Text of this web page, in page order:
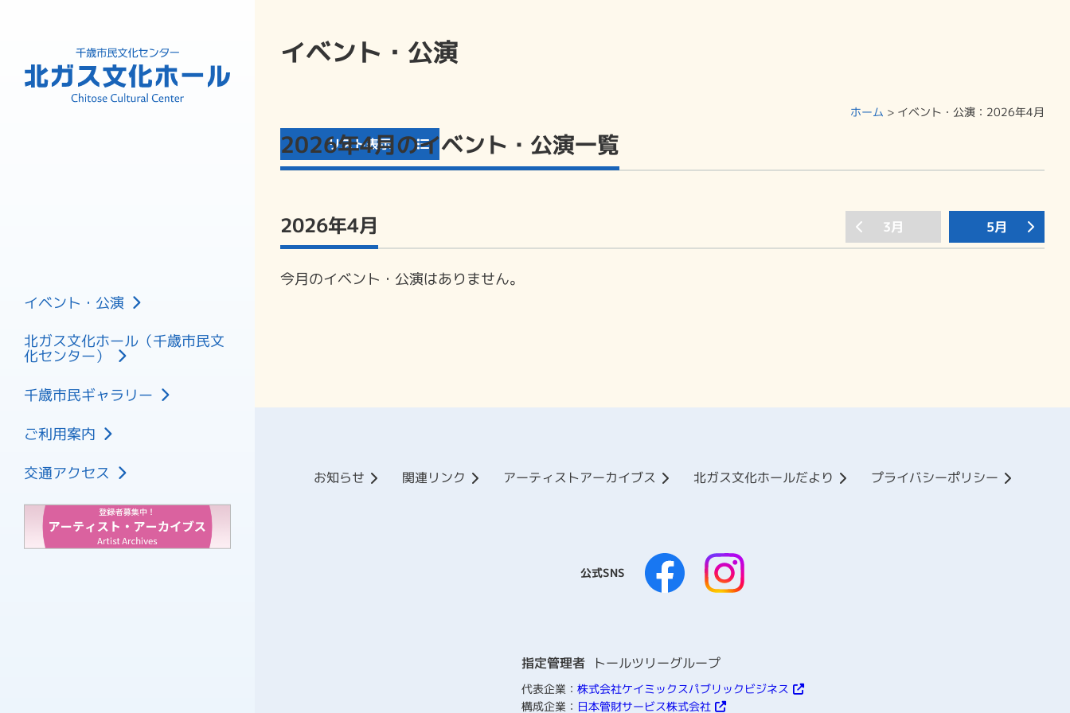
イベント・公演
北ガス文化ホール（千歳市民文
化センター）
千歳市民ギャラリー
ご利用案内
交通アクセス
主催公演
催し
プラネタリウム
2026年8月
2026年9月
2026年11月
2026年12月
フロアマップ
中ホール
控室
その他諸室
喫茶 ピアハーブ
フロアマップ
展示ホール2
研修室
利用の申し込み
文化センター施設利用料金
ギャラリー利用料金
施設の空き状況
資料ダウンロード
イベント・公演
ホーム > イベント・公演 ：2026年4月
2026年4月のイベント・公演一覧
リスト表示
2026年4月 3月 5月
今月のイベント・公演はありません。
お知らせ 関連リンク アーティストアーカイブス 北ガス文化ホールだより プライバシーポリシー
公式SNS
指定管理者 トールツリーグループ
代表企業： 株式会社ケイミックスパブリックビジネス
構成企業： 日本管財サービス株式会社